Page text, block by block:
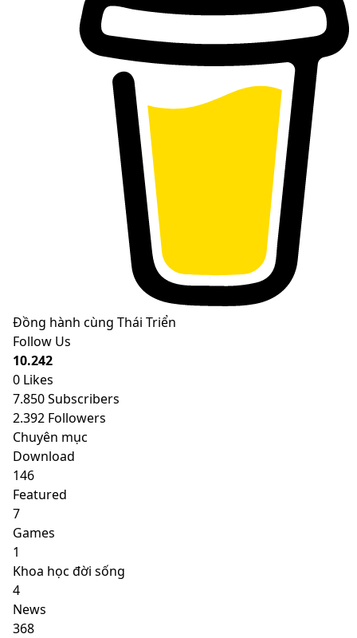
Đồng hành cùng Thái Triển
Follow Us
10.242
0 Likes
7.850Subscribers
2.392 Followers
Chuyên mục
Download
146
Featured
7
Games
1
Khoa học đời sống
4
News
368